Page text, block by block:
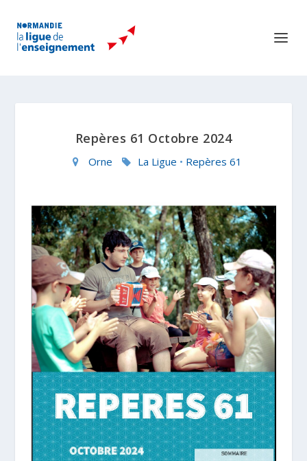
Repères 61 Octobre 2024
Orne La Ligue • Repères 61